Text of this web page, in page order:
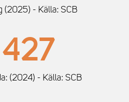
(2025) - Källa: SCB
(2024) - Källa: SCB